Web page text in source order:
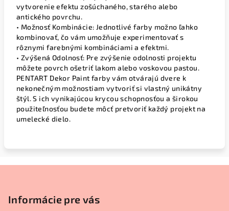
vytvorenie efektu zošúchaného, starého alebo
antického povrchu.
• Možnosť Kombinácie: Jednotlivé farby možno ľahko
kombinovať, čo vám umožňuje experimentovať s
rôznymi farebnými kombináciami a efektmi.
• Zvýšená Odolnosť: Pre zvýšenie odolnosti projektu
môžete povrch ošetriť lakom alebo voskovou pastou.
PENTART Dekor Paint farby vám otvárajú dvere k
nekonečným možnostiam vytvoriť si vlastný unikátny
štýl. S ich vynikajúcou krycou schopnosťou a širokou
použiteľnosťou budete môcť pretvoriť každý projekt na
umelecké dielo.
Informácie pre vás